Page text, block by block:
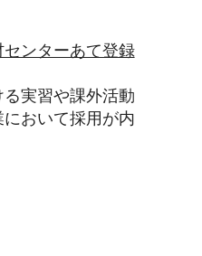
センターあて登録
実習や課外活動
おいて採用が内